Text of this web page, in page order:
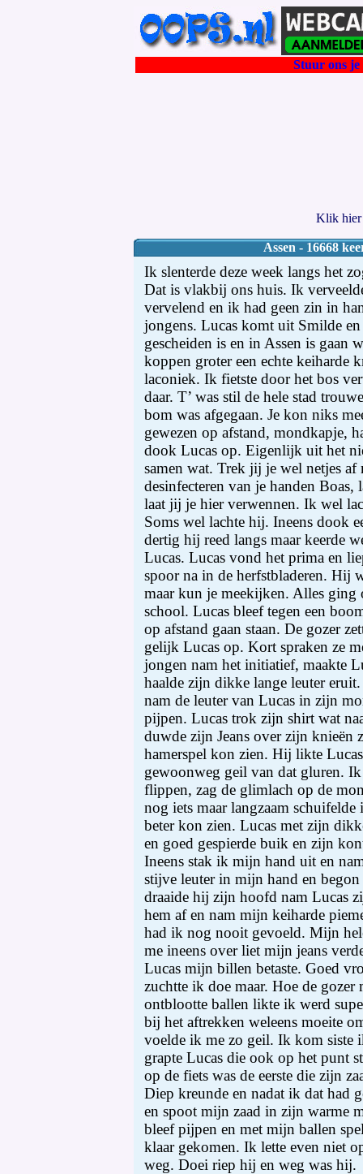
Stuur ons
Klik hier
Assen - 16668
Ik slenterde deze week langs het
Dat is vlakbij ons huis. Ik
vervelend en ik had geen zin in
jongens. Lucas komt uit Smilde
gescheiden is en in Assen is gaan
koppen groter een echte keiharde
laconiek. Ik fietste door het bos
daar. T’ was stil de hele stad
bom was afgegaan. Je kon niks
gewezen op afstand, mondkapje,
dook Lucas op. Eigenlijk uit het
samen wat. Trek jij je wel netjes af
desinfecteren van je handen
laat jij je hier verwennen. Ik wel
Soms wel lachte hij. Ineens dook
dertig hij reed langs maar keerde
Lucas. Lucas vond het prima en
spoor na in de herfstbladeren. Hij
maar kun je meekijken. Alles
school. Lucas bleef tegen een
op afstand gaan staan. De gozer
gelijk Lucas op. Kort spraken ze
jongen nam het initiatief, maakte
haalde zijn dikke lange leuter
nam de leuter van Lucas in zijn
pijpen. Lucas trok zijn shirt wat
duwde zijn Jeans over zijn knieën
hamerspel kon zien. Hij likte
gewoonweg geil van dat gluren.
flippen, zag de glimlach op de
nog iets maar langzaam
beter kon zien. Lucas met zijn
en goed gespierde buik en zijn
Ineens stak ik mijn hand uit en
stijve leuter in mijn hand en
draaide hij zijn hoofd nam Lucas
hem af en nam mijn keiharde
had ik nog nooit gevoeld. Mijn
me ineens over liet mijn jeans
Lucas mijn billen betaste. Goed
zuchtte ik doe maar. Hoe de
ontblootte ballen likte ik werd
bij het aftrekken weleens moeite
voelde ik me zo geil. Ik kom siste
grapte Lucas die ook op het punt
op de fiets was de eerste die zijn
Diep kreunde en nadat ik dat had
en spoot mijn zaad in zijn warme
bleef pijpen en met mijn ballen
klaar gekomen. Ik lette even niet
weg. Doei riep hij en weg was hij.